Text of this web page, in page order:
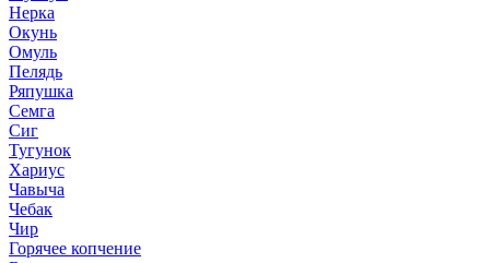
Нерка
Окунь
Омуль
Пелядь
Ряпушка
Семга
Сиг
Тугунок
Хариус
Чавыча
Чебак
Чир
Горячее копчение